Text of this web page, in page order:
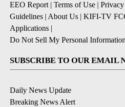
EEO Report| Terms of Use |
Guidelines | About Us | KIFI-TV
Applications |
Do Not Sell My Personal
SUBSCRIBE TO OUR EMAIL
Daily News Update
Breaking News Alert